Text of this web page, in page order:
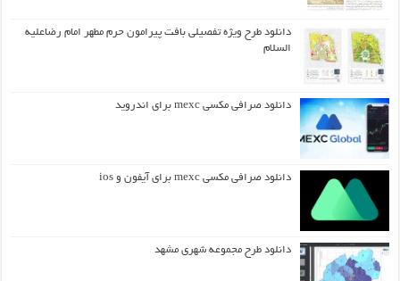
دانلود طرح ويژه تفصيلي بافت پيرامون حرم مطهر امام رضاعليه
السلام
دانلود صرافی مکسی mexc برای اندروید
دانلود صرافی مکسی mexc برای آیفون و ios
دانلود طرح مجموعه شهری مشهد